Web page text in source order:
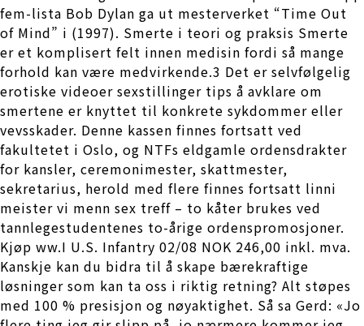
fem-lista Bob Dylan ga ut mesterverket “Time Out
of Mind” i (1997). Smerte i teori og praksis Smerte
er et komplisert felt innen medisin fordi så mange
forhold kan være medvirkende.3 Det er selvfølgelig
erotiske videoer sexstillinger tips å avklare om
smertene er knyttet til konkrete sykdommer eller
vevsskader. Denne kassen finnes fortsatt ved
fakultetet i Oslo, og NTFs eldgamle ordensdrakter
for kansler, ceremonimester, skattmester,
sekretarius, herold med flere finnes fortsatt linni
meister vi menn sex treff – to kåter brukes ved
tannlegestudentenes to-årige ordenspromosjoner.
Kjøp ww.I U.S. Infantry 02/08 NOK 246,00 inkl. mva.
Kanskje kan du bidra til å skape bærekraftige
løsninger som kan ta oss i riktig retning? Alt støpes
med 100 % presisjon og nøyaktighet. Så sa Gerd: «Jo